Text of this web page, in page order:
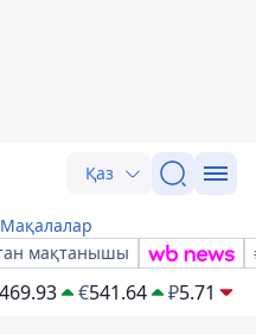
Қаз
Мақалалар
мақтанышы
469.93 €541.64 ₽5.71